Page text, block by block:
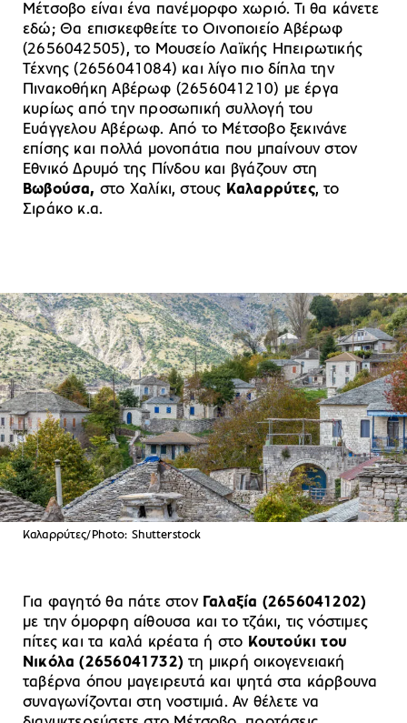
Μέτσοβο είναι ένα πανέμορφο χωριό. Τι θα κάνετε
εδώ; Θα επισκεφθείτε το Οινοποιείο Αβέρωφ
(2656042505), το Μουσείο Λαϊκής Ηπειρωτικής
Τέχνης (2656041084) και λίγο πιο δίπλα την
Πινακοθήκη Αβέρωφ (2656041210) με έργα
κυρίως από την προσωπική συλλογή του
Ευάγγελου Αβέρωφ. Από το Μέτσοβο ξεκινάνε
επίσης και πολλά μονοπάτια που μπαίνουν στον
Εθνικό Δρυμό της Πίνδου και βγάζουν στη
Βωβούσα, στο Χαλίκι, στους Καλαρρύτες, το
Σιράκο κ.α.
Καλαρρύτες/Photo: Shutterstock
Για φαγητό θα πάτε στονΓαλαξία (2656041202)
με την όμορφη αίθουσα και το τζάκι, τις νόστιμες
πίτες και τα καλά κρέατα ή στο Κουτούκι του
Νικόλα (2656041732) τη μικρή οικογενειακή
ταβέρνα όπου μαγειρευτά και ψητά στα κάρβουνα
συναγωνίζονται στη νοστιμιά. Αν θέλετε να